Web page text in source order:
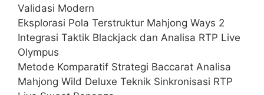
Validasi Modern
Eksplorasi Pola Terstruktur Mahjong Ways 2
Integrasi Taktik Blackjack dan Analisa RTP Live
Olympus
Metode Komparatif Strategi Baccarat Analisa
Mahjong Wild Deluxe Teknik Sinkronisasi RTP